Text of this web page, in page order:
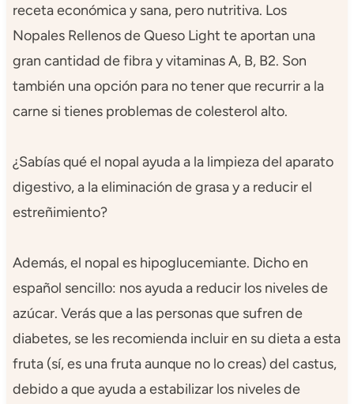
receta económica y sana, pero nutritiva. Los
Nopales Rellenos de Queso Light te aportan una
gran cantidad de fibra y vitaminas A, B, B2. Son
también una opción para no tener que recurrir a la
carne si tienes problemas de colesterol alto.
¿Sabías qué el nopal ayuda a la limpieza del aparato
digestivo, a la eliminación de grasa y a reducir el
estreñimiento?
Además, el nopal es hipoglucemiante. Dicho en
español sencillo: nos ayuda a reducir los niveles de
azúcar. Verás que a las personas que sufren de
diabetes, se les recomienda incluir en su dieta a esta
fruta (sí, es una fruta aunque no lo creas) del castus,
debido a que ayuda a estabilizar los niveles de